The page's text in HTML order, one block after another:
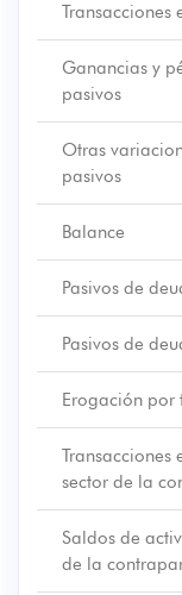
Transacciones
Ganancias y
pasivos
Otras
pasivos
Balance
Pasivos de
Pasivos de
Erogación por
Transacciones
sector de la
Saldos de
de la